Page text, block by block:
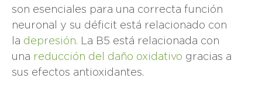
son esenciales para una correcta función
neuronal y su déficit está relacionado con
la depresión. La B5 está relacionada con
una reducción del daño oxidativo gracias a
sus efectos antioxidantes.